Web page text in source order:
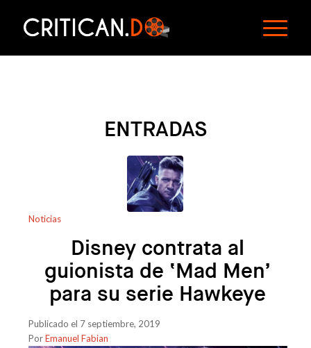
ENTRADAS
Noticias
Disney contrata al
guionista de ‘Mad Men’
para su serie Hawkeye
Publicado el 7 septiembre, 2019
PorEmanuel Fabian